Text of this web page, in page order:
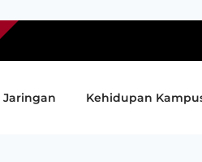
Jaringan Kehidupan